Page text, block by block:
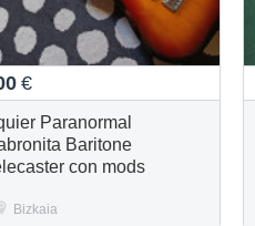
€
Paranormal
Baritone
con mods
Bizkaia